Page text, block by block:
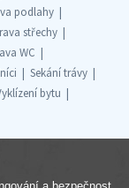
podlahy
střechy
WC
Sekání trávy
bytu